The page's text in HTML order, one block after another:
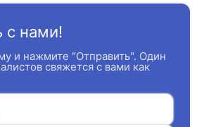
с нами!
и нажмите "Отправить". Один
свяжется с вами как